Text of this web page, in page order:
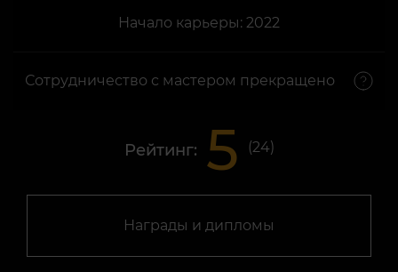
Начало карьеры: 2022
Сотрудничество с мастером прекращено
Рейтинг: 5 (24)
Награды и дипломы